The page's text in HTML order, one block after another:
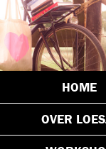
HOME
OVER